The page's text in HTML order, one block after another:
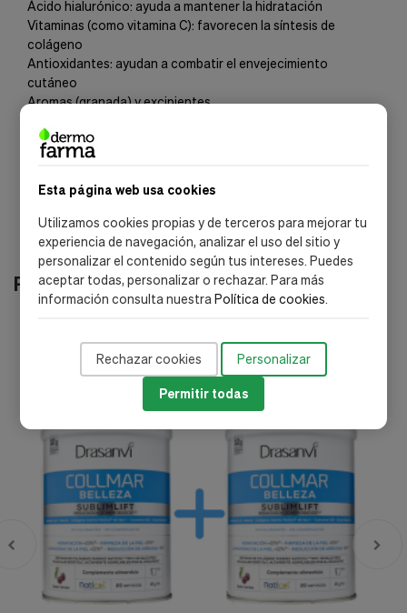
Esta página web usa cookies
Utilizamos cookies propias y de terceros para mejorar tu
experiencia de navegación, analizar el uso del sitio y
personalizar el contenido según tus intereses. Puedes
aceptar todas, personalizar o rechazar. Para más
información consulta nuestraPolítica de cookies.
Rechazar cookies Personalizar
Permitir todas
Ácido hialurónico: ayuda a mantener la hidratación
Vitaminas (como vitamina C): favorecen la síntesis de
colágeno
Antioxidantes: ayudan a combatir el envejecimiento
cutáneo
Aromas (granada) y excipientes
Recomendamos consultar los ingredientes directamente en
el estuche del producto antes de su uso.
Productos relacionados